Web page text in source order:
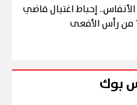
إحباط اغتيال قاضي
بوك